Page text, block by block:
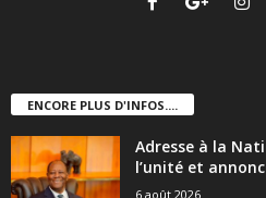
ENCORE PLUS D'INFOS....
Adresse à la
l’unité et
6 août 2026